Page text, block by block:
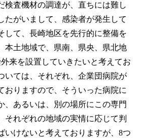
検査機材の調達が、直ちには難し
たがいまして、感染者が発生して
して、長崎地区を先行的に整備を
本土地域で、県南、県央、県北地
来を設置していきたいと考えてお
いては、それぞれ、企業団病院が
おりますので、そういった病院に
、あるいは、別の場所にこの専門
それぞれの地域の実情に応じて判
いけないと考えておりますが、8つ